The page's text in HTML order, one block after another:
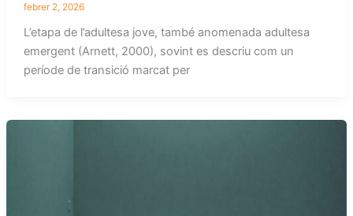
febrer 2, 2026
L’etapa de l’adultesa jove, també anomenada adultesa
emergent (Arnett, 2000), sovint es descriu com un
període de transició marcat per